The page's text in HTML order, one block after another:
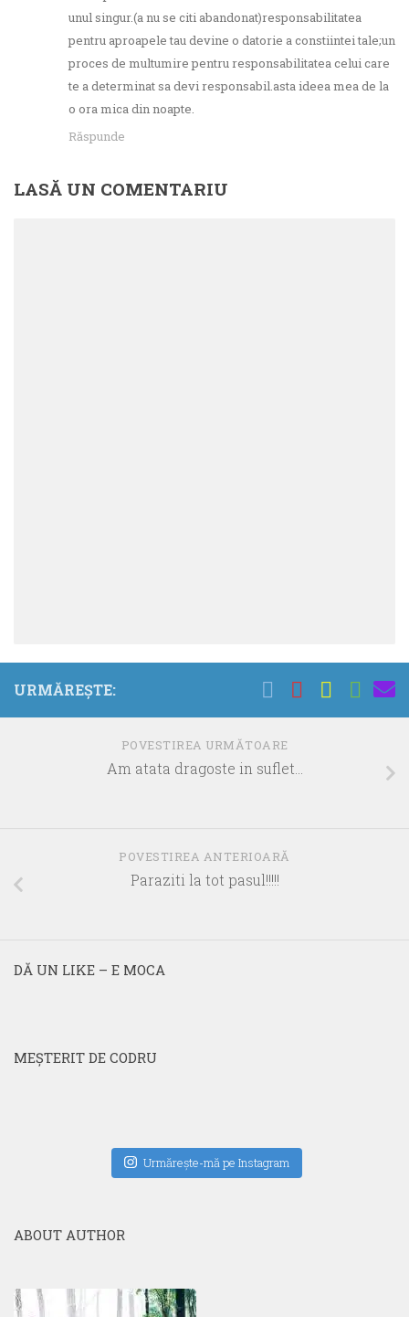
unul singur.(a nu se citi abandonat)responsabilitatea
pentru aproapele tau devine o datorie a constiintei tale;un
proces de multumire pentru responsabilitatea celui care
te a determinat sa devi responsabil.asta ideea mea de la
o ora mica din noapte.
Răspunde
LASĂ UN COMENTARIU
URMĂREȘTE:
POVESTIREA URMĂTOARE
Am atata dragoste in suflet…
POVESTIREA ANTERIOARĂ
Paraziti la tot pasul!!!!!
DĂ UN LIKE – E MOCA
MEŞTERIT DE CODRU
Urmăreşte-mă pe Instagram
ABOUT AUTHOR